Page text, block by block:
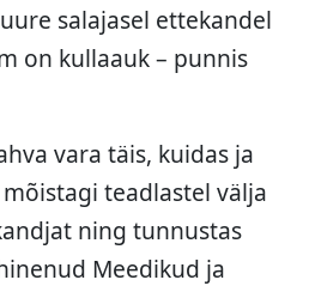
salajasel ettekandel
on kullaauk – punnis
vara täis, kuidas ja
teadlastel välja
ning tunnustas
Meedikud ja